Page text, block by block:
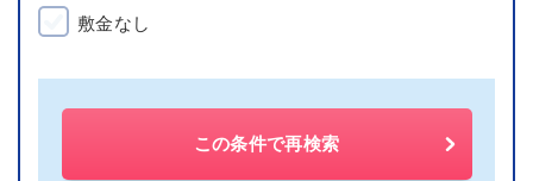
敷金なし
この条件で再検索